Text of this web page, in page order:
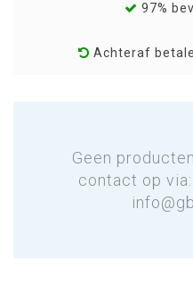
97%
Achteraf
Geen
contact op